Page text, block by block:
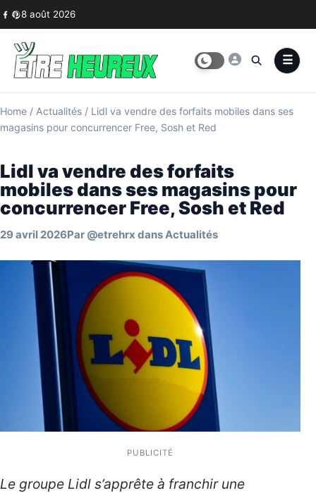
Skip to content
8 août 2026
Home / Actualités / Lidl va vendre des forfaits mobiles dans ses
magasins pour concurrencer Free, Sosh et Red
Lidl va vendre des forfaits
mobiles dans ses magasins pour
concurrencer Free, Sosh et Red
29 avril 2026Par @etrehrx dansActualités
PUBLICITÉ
Le groupe Lidl s’apprête à franchir une